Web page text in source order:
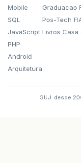
Mobile
SQL
JavaScript
PHP
Android
Arquitetura
Graduacao
Pos-Tech
Livros Casa
GUJ: desde